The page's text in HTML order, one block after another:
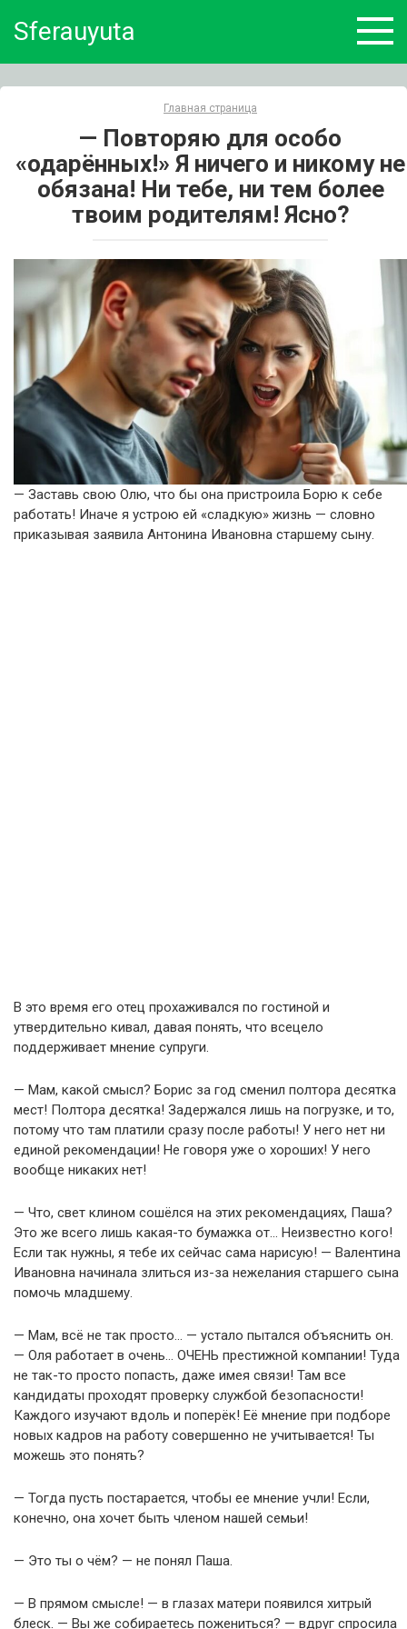
Sferauyuta
Главная страница
— Повторяю для особо
«одарённых!» Я ничего и никому не
обязана! Ни тебе, ни тем более
твоим родителям! Ясно?
— Заставь свою Олю, что бы она пристроила Борю к себе
работать! Иначе я устрою ей «сладкую» жизнь — словно
приказывая заявила Антонина Ивановна старшему сыну.
В это время его отец прохаживался по гостиной и
утвердительно кивал, давая понять, что всецело
поддерживает мнение супруги.
— Мам, какой смысл? Борис за год сменил полтора десятка
мест! Полтора десятка! Задержался лишь на погрузке, и то,
потому что там платили сразу после работы! У него нет ни
единой рекомендации! Не говоря уже о хороших! У него
вообще никаких нет!
— Что, свет клином сошёлся на этих рекомендациях, Паша?
Это же всего лишь какая-то бумажка от… Неизвестно кого!
Если так нужны, я тебе их сейчас сама нарисую! — Валентина
Ивановна начинала злиться из-за нежелания старшего сына
помочь младшему.
— Мам, всё не так просто… — устало пытался объяснить он.
— Оля работает в очень… ОЧЕНЬ престижной компании! Туда
не так-то просто попасть, даже имея связи! Там все
кандидаты проходят проверку службой безопасности!
Каждого изучают вдоль и поперёк! Её мнение при подборе
новых кадров на работу совершенно не учитывается! Ты
можешь это понять?
— Тогда пусть постарается, чтобы ее мнение учли! Если,
конечно, она хочет быть членом нашей семьи!
— Это ты о чём? — не понял Паша.
— В прямом смысле! — в глазах матери появился хитрый
блеск. — Вы же собираетесь пожениться? — вдруг спросила